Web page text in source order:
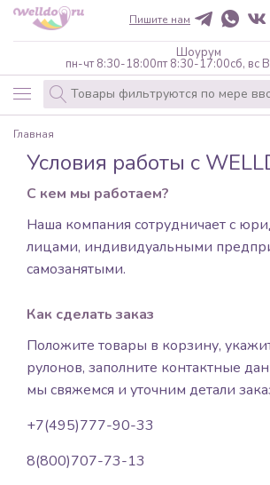
Шоурум
пн-чт 8:30-18:00пт 8:30-17:00сб,
Пишите нам
Главная
Условия работы с
С кем мы работаем?
Наша компания сотрудничает с
лицами, индивидуальными
самозанятыми.
Как сделать заказ
Положите товары в корзину,
рулонов, заполните контактные
мы свяжемся и уточним детали
+7(495)777-90-33
8(800)707-73-13